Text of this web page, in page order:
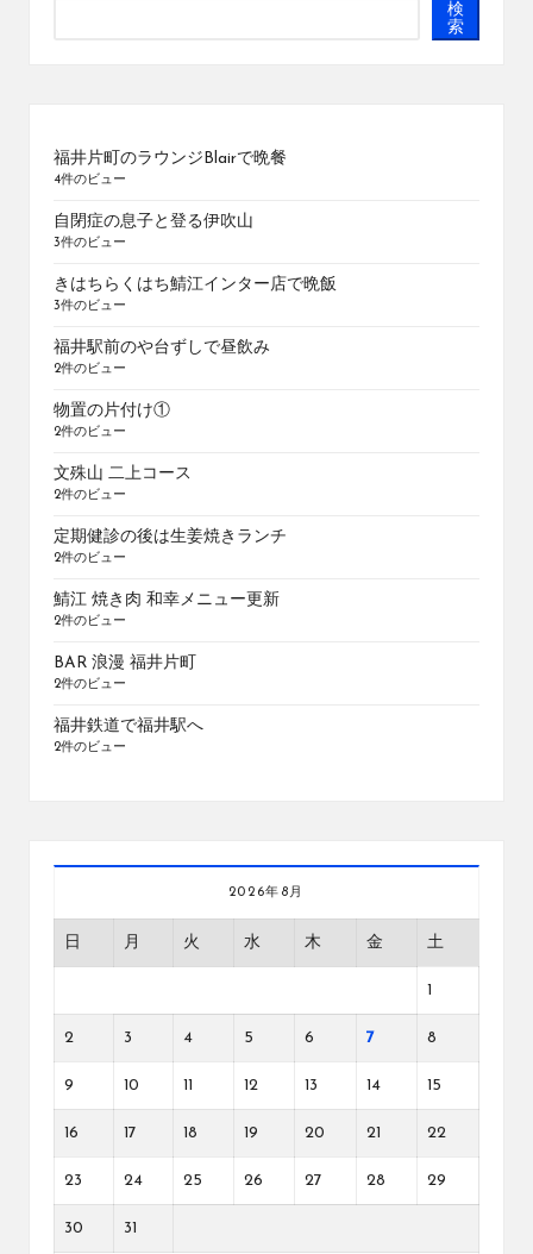
検
索
福井片町のラウンジBlairで晩餐
4件のビュー
自閉症の息子と登る伊吹山
3件のビュー
きはちらくはち鯖江インター店で晩飯
3件のビュー
福井駅前のや台ずしで昼飲み
2件のビュー
物置の片付け①
2件のビュー
文殊山 二上コース
2件のビュー
定期健診の後は生姜焼きランチ
2件のビュー
鯖江 焼き肉 和幸メニュー更新
2件のビュー
BAR 浪漫 福井片町
2件のビュー
福井鉄道で福井駅へ
2件のビュー
2026年8月
日 月 火 水 木 金 土
2 3 4 5 6 7 8
9 10 12 13 14 15
16 17 18 19 20 21 22
23 24 25 26 27 28 29
30 31